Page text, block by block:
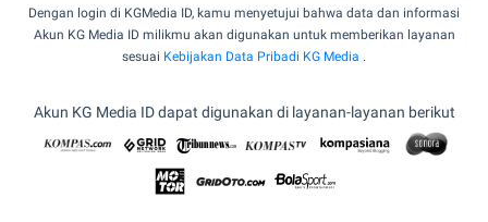
Dengan login di KGMedia ID, kamu menyetujui bahwa data dan informasi
Akun KG Media ID milikmu akan digunakan untuk memberikan layanan
sesuai Kebijakan Data Pribadi KG Media .
Akun KG Media ID dapat digunakan di layanan-layanan berikut